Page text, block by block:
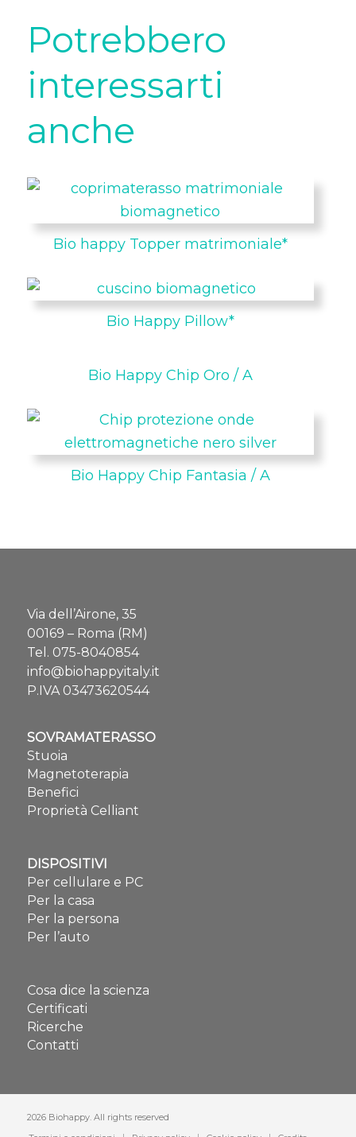
Potrebbero
interessarti
anche
Bio happy Topper matrimoniale*
Bio Happy Pillow*
Bio Happy Chip Oro / A
Bio Happy Chip Fantasia / A
Via dell’Airone, 35
00169 – Roma (RM)
Tel. 075-8040854
info@biohappyitaly.it
P.IVA 03473620544
SOVRAMATERASSO
Stuoia
Magnetoterapia
Benefici
Proprietà Celliant
DISPOSITIVI
Per cellulare e PC
Per la casa
Per la persona
Per l’auto
Cosa dice la scienza
Certificati
Ricerche
Contatti
2026 Biohappy. All rights reserved